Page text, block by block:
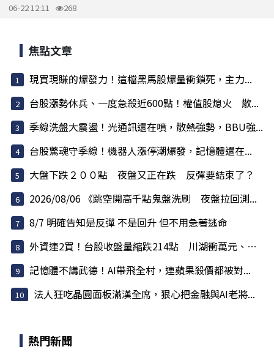
06-22 12:11 268
焦點文章
現買現賺的爆發力！這檔黑馬股爆量衝鎖死，主力...
台股漲勢休兵、一度急殺近600點！權值股熄火 散...
季線洗盤大震盪！光通訊還在噴，散熱強勢，BBU強...
台股驚魂守季線！機器人漲停潮爆發，記憶體還在...
大盤下跌２００點 夜盤又正在跌 反彈要結束了？
2026/08/06 《跳空開高千點鬼盤洗刷 夜盤拉回測...
8/7 明確告知是反彈 不是回升 但不用急著逃命
外資連2買！台股收盤量縮跌214點 川湖衝萬元、記...
記憶體不講武德！AI帶飛全村，連蘋果殺價都被對...
法人狂吃晶圓面板滿漢全席，狠心把金融與AI老將...
熱門新聞